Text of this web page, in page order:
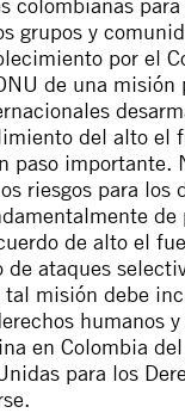
grupos y
por el
de una
del alto el
paso importante.
riesgos para los
de
de alto el
de ataques
tal misión debe
humanos
en Colombia
para los